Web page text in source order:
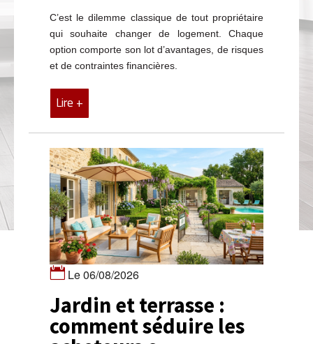
C’est le dilemme classique de tout propriétaire
qui souhaite changer de logement. Chaque
option comporte son lot d’avantages, de risques
et de contraintes financières.
Lire +
Le 06/08/2026
Jardin et terrasse :
comment séduire les